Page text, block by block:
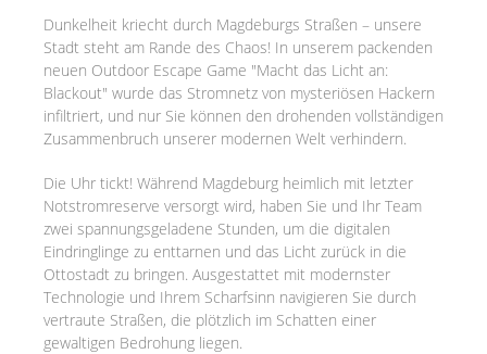
Dunkelheit kriecht durch Magdeburgs Straßen – unsere
Stadt steht am Rande des Chaos! In unserem packenden
neuen Outdoor Escape Game "Macht das Licht an:
Blackout" wurde das Stromnetz von mysteriösen Hackern
infiltriert, und nur Sie können den drohenden vollständigen
Zusammenbruch unserer modernen Welt verhindern.
Die Uhr tickt! Während Magdeburg heimlich mit letzter
Notstromreserve versorgt wird, haben Sie und Ihr Team
zwei spannungsgeladene Stunden, um die digitalen
Eindringlinge zu enttarnen und das Licht zurück in die
Ottostadt zu bringen. Ausgestattet mit modernster
Technologie und Ihrem Scharfsinn navigieren Sie durch
vertraute Straßen, die plötzlich im Schatten einer
gewaltigen Bedrohung liegen.